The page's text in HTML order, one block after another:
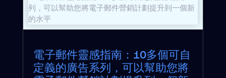
電子郵件靈感指南：10多個可自
定義的廣告系列，可以幫助您將